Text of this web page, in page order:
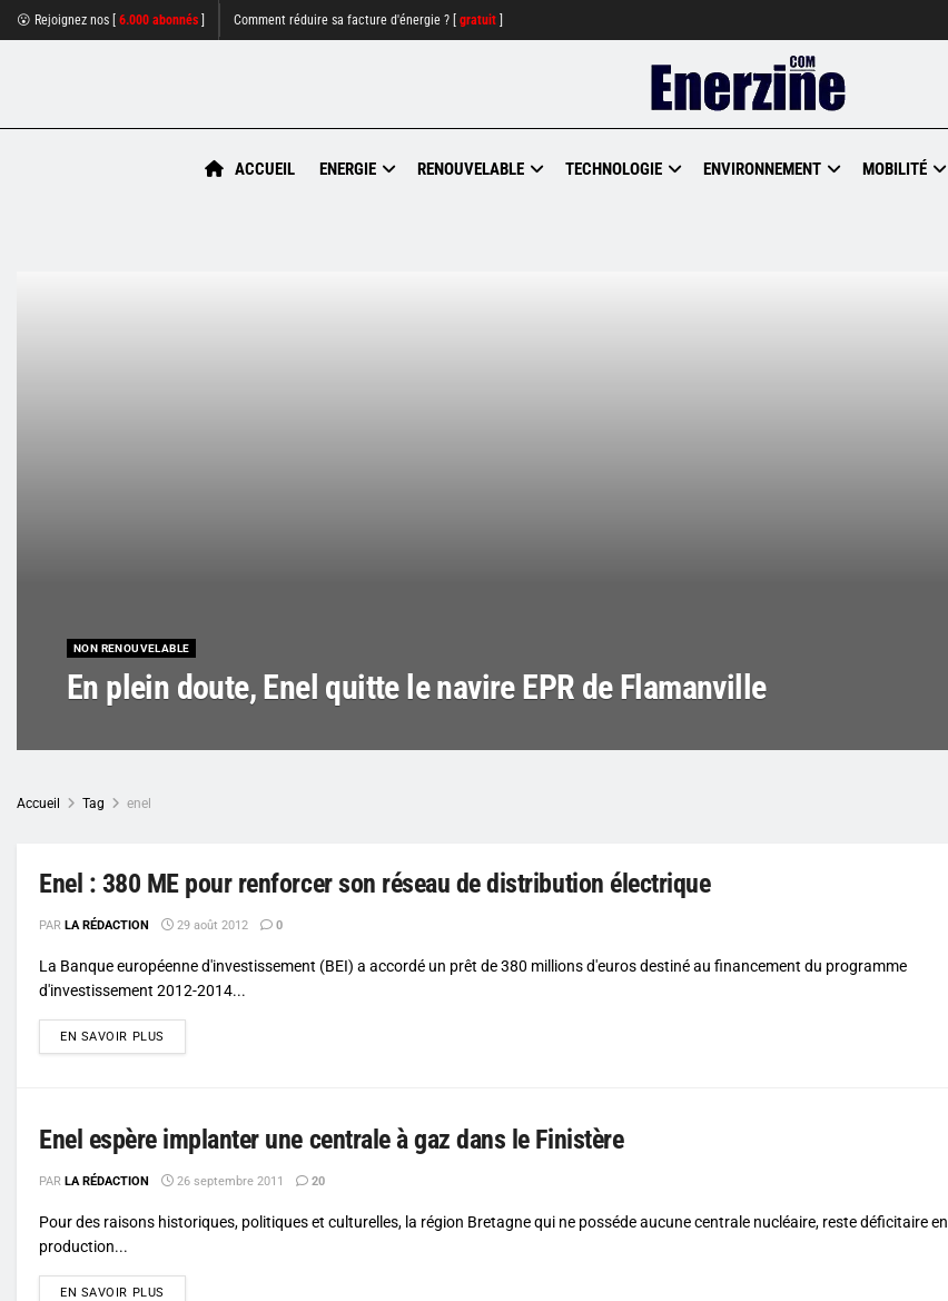
😮 Rejoignez nos [ 6.000 abonnés Comment réduire sa facture d'énergie ? [ gratuit
ACCUEIL ENERGIE RENOUVELABLE TECHNOLOGIE ENVIRONNEMENT MOBILITÉ
NON RENOUVELABLE
En plein doute, Enel quitte le navire EPR de Flamanville
Accueil Tag enel
Enel : 380 ME pour renforcer son réseau de distribution électrique
PAR LA RÉDACTION 29 août 2012 0
La Banque européenne d'investissement (BEI) a accordé un prêt de 380 millions d'euros destiné au financement du programme
d'investissement 2012-2014...
EN SAVOIR PLUS
Enel espère implanter une centrale à gaz dans le Finistère
PAR LA RÉDACTION 26 septembre 2011 20
Pour des raisons historiques, politiques et culturelles, la région Bretagne qui ne posséde aucune centrale nucléaire, reste déficitaire en
production...
EN SAVOIR PLUS